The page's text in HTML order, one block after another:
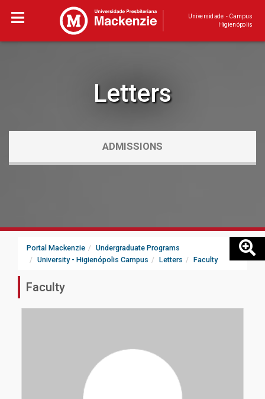
Universidade - Campus
Higienópolis
Letters
ADMISSIONS
Portal Mackenzie
Undergraduate Programs
University - Higienópolis Campus
Letters Faculty
Faculty